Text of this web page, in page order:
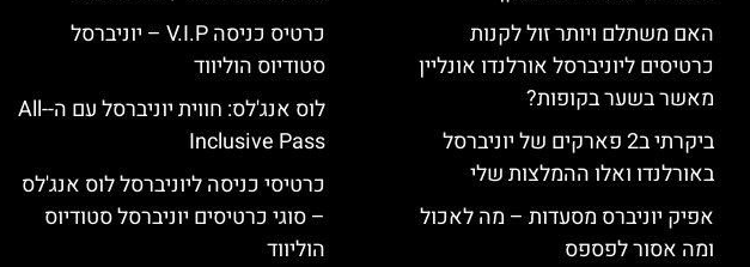
האם משתלם ויותר זול לקנות
כרטיסים ליוניברסל אורלנדו אונליין
מאשר בשער בקופות?
ביקרתי ב2 פארקים של יוניברסל
באורלנדו ואלו ההמלצות שלי
אפיק יוניברס מסעדות – מה לאכול
ומה אסור לפספס
כרטיס כניסה V.I.P – יוניברסל
סטודיוס הוליווד
לוס אנג'לס: חווית יוניברסל עם ה-All-
Inclusive Pass
כרטיסי כניסה ליוניברסל לוס אנג'לס
– סוגי כרטיסים יוניברסל סטודיוס
הוליווד